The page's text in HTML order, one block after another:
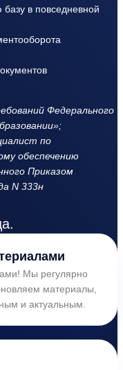
в повседневной
Федерального
по
обеспечению
Приказом
N 333н
Мы регулярно
материалы,
и актуальным.